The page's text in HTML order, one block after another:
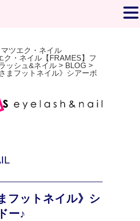
ツエク・ネイル
ク・ネイル【FRAMES】フ
ッシュ&ネイル > BLOG >
まフットネイル》シアーボ
フットネイル》シ
ー♪